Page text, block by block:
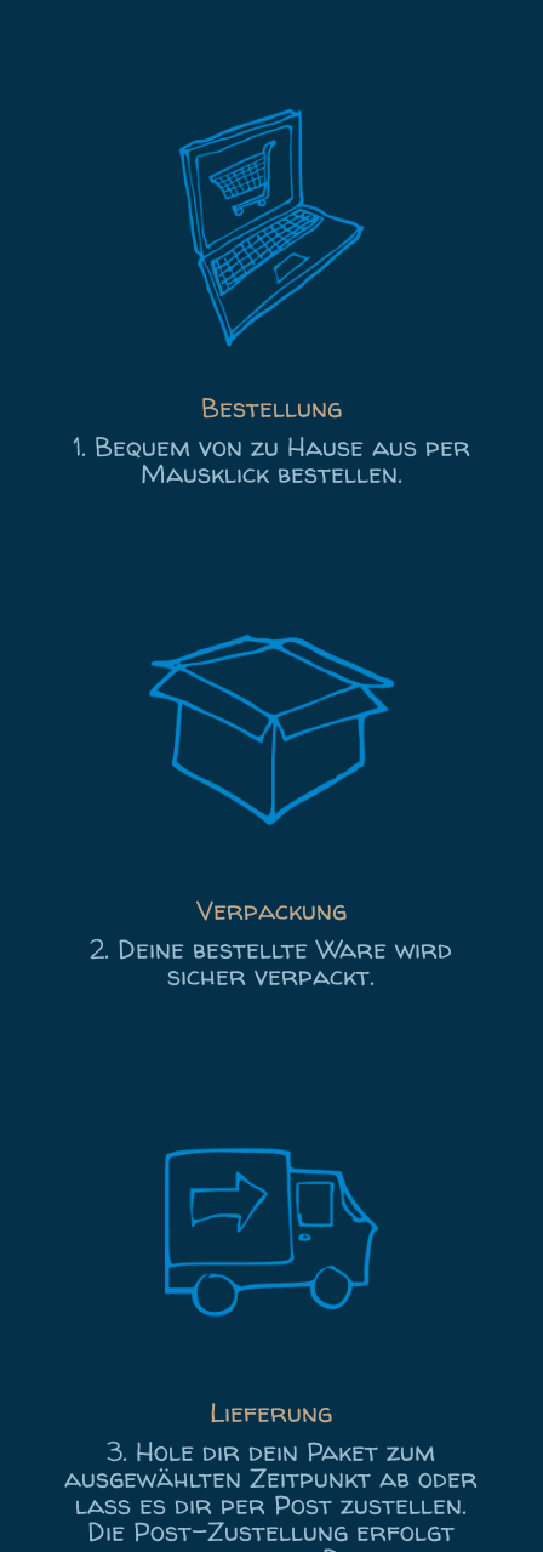
Bestellung
1. Bequem von zu Hause aus per
Mausklick bestellen.
Verpackung
2. Deine bestellte Ware wird
sicher verpackt.
Lieferung
3. Hole dir dein Paket zum
ausgewählten Zeitpunkt ab oder
lass es dir per Post zustellen.
Die Post-Zustellung erfolgt